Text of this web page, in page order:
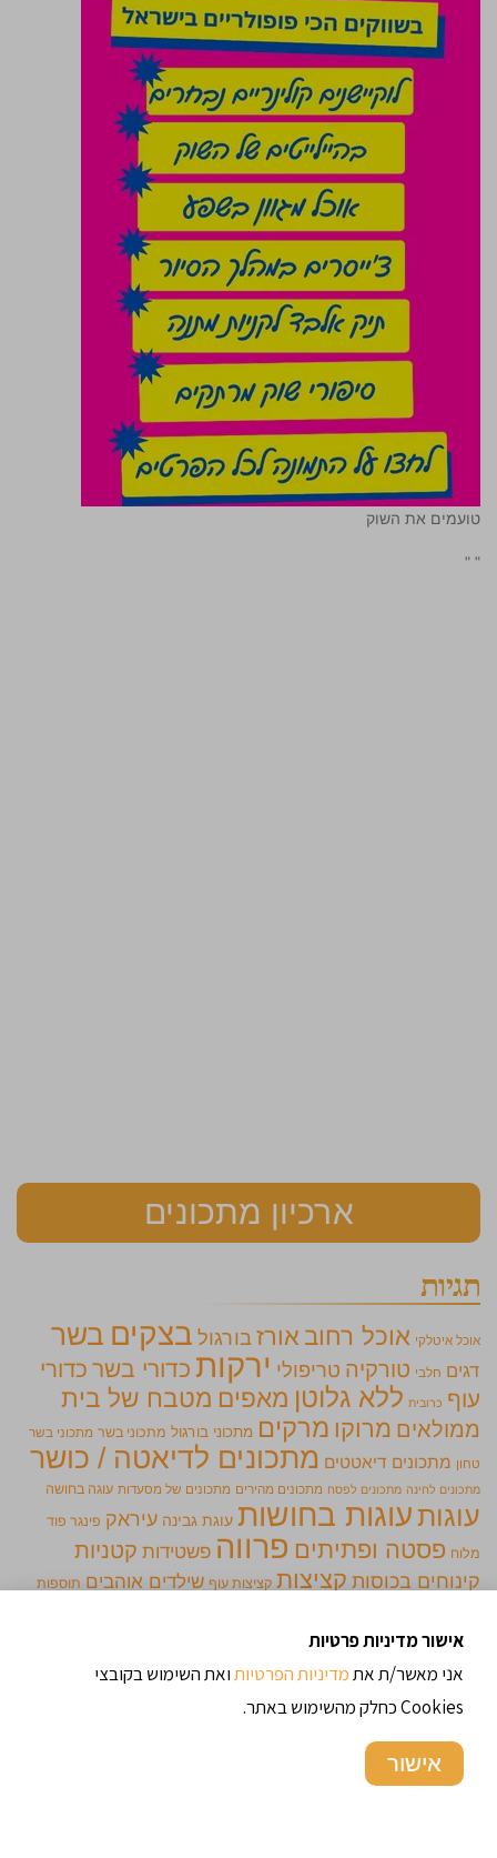
טועמים את השוק
"
"
ארכיון מתכונים
תגיות
אוכל איטלקי אוכל רחוב אורזבורגול בצקים בשר
דגים חלבי טורקיה טריפולי ירקות כדורי בשר כדורי
עוף כרובית ללא גלוטן מאפים מטבח של בית
ממולאים מרוקו מרקים מתכוני בורגול מתכוני בשר מתכוני בשר
טחון מתכונים דיאטטים מתכונים לדיאטה / כושר
מתכונים לחינה מתכונים לפסח מתכונים מהירים מתכונים של מסעדות עוגה בחושה
עוגותעוגות בחושות עוגת גבינה עיראק פינגר פוד
מלוח פסטה ופתיתים פרווה פשטידות קטניות
קינוחים בכוסות קציצות קציצות עוף שילדים אוהבים תוספות
מתכונים מומלצים
אישור מדיניות פרטיות
אני מאשר/ת אתמדיניות הפרטיותואת השימוש בקובצי
Cookies כחלק מהשימוש באתר.
אישור